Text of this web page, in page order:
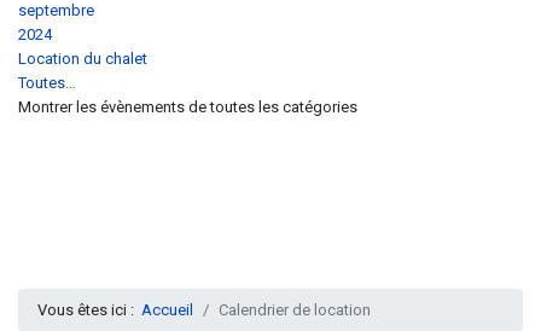
septembre
2024
Location du chalet
Toutes…
Montrer les évènements de toutes les catégories
Vous êtes ici : Accueil Calendrier de location